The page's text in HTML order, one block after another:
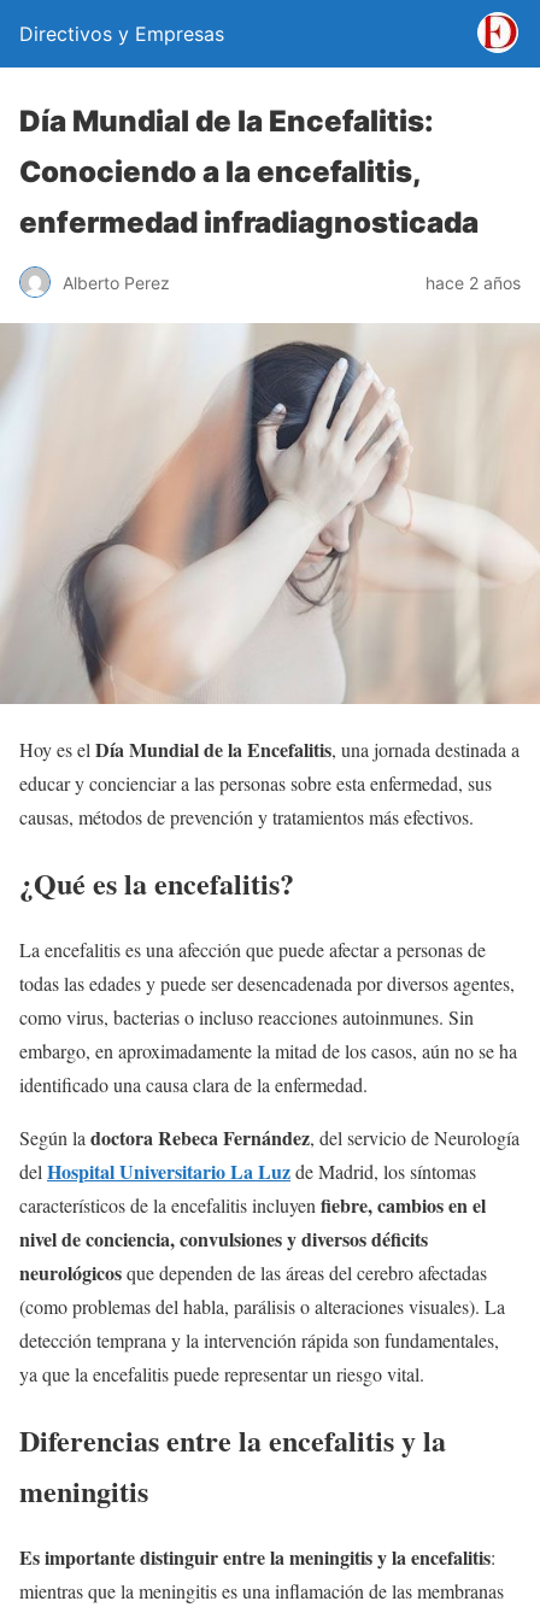
Directivos y Empresas
Día Mundial de la Encefalitis:
Conociendo a la encefalitis,
enfermedad infradiagnosticada
Alberto Perez hace 2 años
Hoy es el Día Mundial de la Encefalitis, una jornada destinada a
educar y concienciar a las personas sobre esta enfermedad, sus
causas, métodos de prevención y tratamientos más efectivos.
¿Qué es la encefalitis?
La encefalitis es una afección que puede afectar a personas de
todas las edades y puede ser desencadenada por diversos agentes,
como virus, bacterias o incluso reacciones autoinmunes. Sin
embargo, en aproximadamente la mitad de los casos, aún no se ha
identificado una causa clara de la enfermedad.
Según la doctora Rebeca Fernández, del servicio de Neurología
del Hospital Universitario La Luzde Madrid, los síntomas
característicos de la encefalitis incluyen fiebre, cambios en el
nivel de conciencia, convulsiones y diversos déficits
neurológicosque dependen de las áreas del cerebro afectadas
(como problemas del habla, parálisis o alteraciones visuales). La
detección temprana y la intervención rápida son fundamentales,
ya que la encefalitis puede representar un riesgo vital.
Diferencias entre la encefalitis y la
meningitis
Es importante distinguir entre la meningitis y la encefalitis:
mientras que la meningitis es una inflamación de las membranas